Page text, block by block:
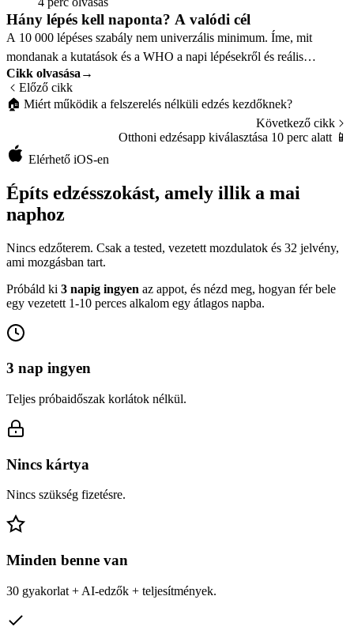
Hány lépés kell naponta? A valódi cél
A 10 000 lépéses szabály nem univerzális minimum. Íme, mit
mondanak a kutatások és a WHO a napi lépésekről és reális
egészségnyereségről.
Cikk olvasása →
Előző cikk
🏠 Miért működik a felszerelés nélküli edzés kezdőknek?
Következő cikk
Otthoni edzésapp kiválasztása 10 perc alatt 📱
Elérhető iOS-en
Építs edzésszokást, amely illik a mai
naphoz
Nincs edzőterem. Csak a tested, vezetett mozdulatok és 32 jelvény,
ami mozgásban tart.
Próbáld ki 3 napig ingyen az appot, és nézd meg, hogyan fér bele
egy vezetett 1-10 perces alkalom egy átlagos napba.
3 nap ingyen
Teljes próbaidőszak korlátok nélkül.
Nincs kártya
Nincs szükség fizetésre.
Minden benne van
30 gyakorlat + AI-edzők + teljesítmények.